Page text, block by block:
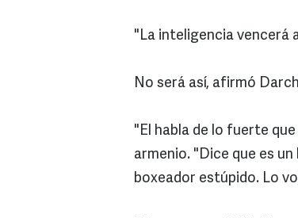
"La inteligencia vencerá
No será así, afirmó
"El habla de lo fuerte
armenio. "Dice que es
boxeador estúpido. Lo